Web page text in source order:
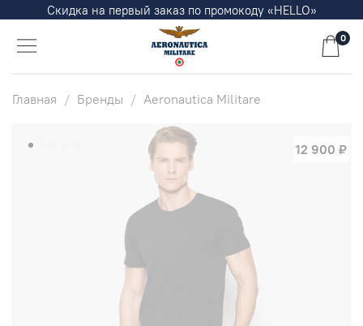
Скидка на первый заказ по промокоду «HELLO»
0
Главная Бренды Aeronautica Militare
12 900 ₽